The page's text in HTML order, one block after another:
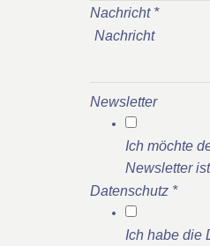
Nachricht *
Newsletter
Ich möchte
Newsletter
Datenschutz *
Ich habe die